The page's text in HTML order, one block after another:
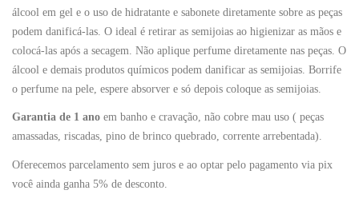
álcool em gel e o uso de hidratante e sabonete diretamente sobre as peças
podem danificá-las. O ideal é retirar as semijoias ao higienizar as mãos e
colocá-las após a secagem. Não aplique perfume diretamente nas peças. O
álcool e demais produtos químicos podem danificar as semijoias. Borrife
o perfume na pele, espere absorver e só depois coloque as semijoias.
Garantia de 1 ano em banho e cravação, não cobre mau uso ( peças
amassadas, riscadas, pino de brinco quebrado, corrente arrebentada).
Oferecemos parcelamento sem juros e ao optar pelo pagamento via pix
você ainda ganha 5% de desconto.